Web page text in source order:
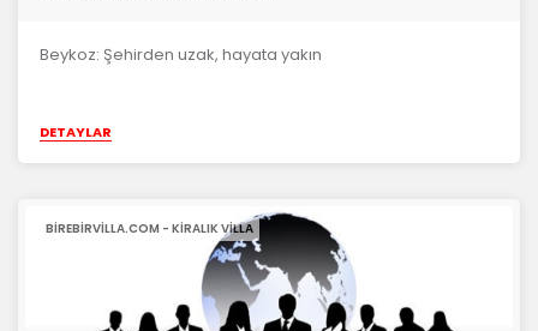
Beykoz: Şehirden uzak, hayata yakın
DETAYLAR
BIREBIRVILLA.COM - KIRALIK VILLA